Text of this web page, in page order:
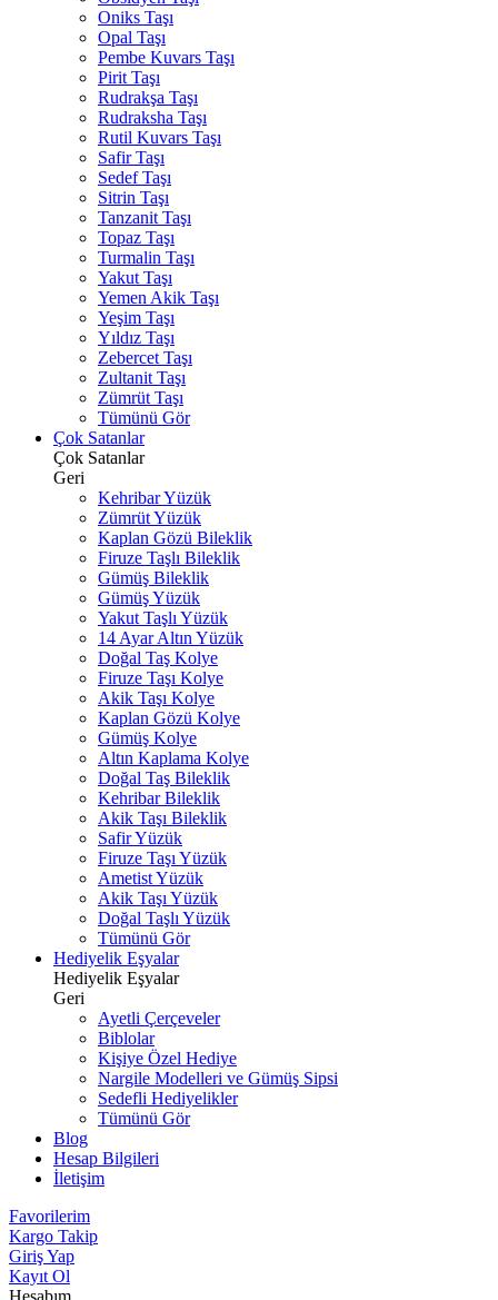
Oniks Taşı
Opal Taşı
Pembe Kuvars Taşı
Pirit Taşı
Rudrakşa Taşı
Rudraksha Taşı
Rutil Kuvars Taşı
Safir Taşı
Sedef Taşı
Sitrin Taşı
Tanzanit Taşı
Topaz Taşı
Turmalin Taşı
Yakut Taşı
Yemen Akik Taşı
Yeşim Taşı
Yıldız Taşı
Zebercet Taşı
Zultanit Taşı
Zümrüt Taşı
Tümünü Gör
Çok Satanlar
Çok Satanlar
Geri
Kehribar Yüzük
Zümrüt Yüzük
Kaplan Gözü Bileklik
Firuze Taşlı Bileklik
Gümüş Bileklik
Gümüş Yüzük
Yakut Taşlı Yüzük
14 Ayar Altın Yüzük
Doğal Taş Kolye
Firuze Taşı Kolye
Akik Taşı Kolye
Kaplan Gözü Kolye
Gümüş Kolye
Altın Kaplama Kolye
Doğal Taş Bileklik
Kehribar Bileklik
Akik Taşı Bileklik
Safir Yüzük
Firuze Taşı Yüzük
Ametist Yüzük
Akik Taşı Yüzük
Doğal Taşlı Yüzük
Tümünü Gör
Hediyelik Eşyalar
Hediyelik Eşyalar
Geri
Ayetli Çerçeveler
Biblolar
Kişiye Özel Hediye
Nargile Modelleri ve Gümüş Sipsi
Sedefli Hediyelikler
Tümünü Gör
Blog
Hesap Bilgileri
İletişim
Favorilerim
Kargo Takip
Giriş Yap
Kayıt Ol
Hesabım